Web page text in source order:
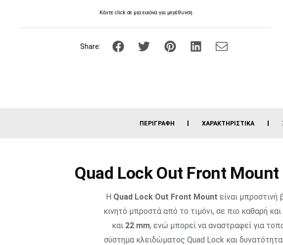
Κάντε click σε μια εικόνα για μεγέθυνση
Share:
ΠΕΡΙΓΡΑΦΉ ΧΑΡΑΚΤΗΡΙΣΤΙΚΆ
Quad Lock Out Front
Η Quad Lock Out Front Mount είναι
κινητό μπροστά από το τιμόνι, σε πιο καθαρή
και 22 mm, ενώ μπορεί να αναστραφεί για
σύστημα κλειδώματος Quad Lock και